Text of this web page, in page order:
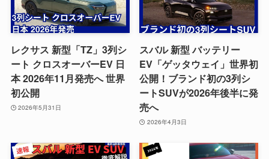
レクサス 新型「TZ」3列シ
ート クロスオーバーEV 日
本 2026年11月発売へ 世界
初公開
2026年5月31日
スバル 新型 バッテリー
EV「ゲッタウェイ」世界初
公開！ブランド初の3列シ
ートSUVが2026年後半に発
売へ
2026年4月3日